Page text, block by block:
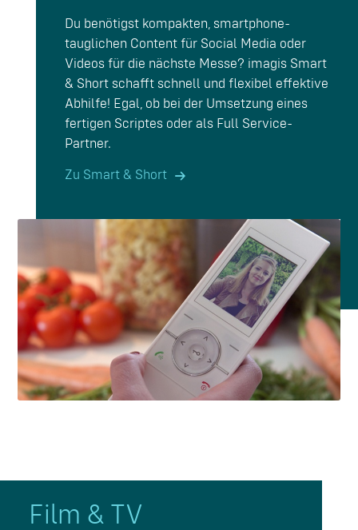
Du benötigst kompakten, smartphone-
tauglichen Content für Social Media oder
Videos für die nächste Messe? imagis Smart
& Short schafft schnell und flexibel effektive
Abhilfe! Egal, ob bei der Umsetzung eines
fertigen Scriptes oder als Full Service-
Partner.
Zu Smart & Short
Film &TV